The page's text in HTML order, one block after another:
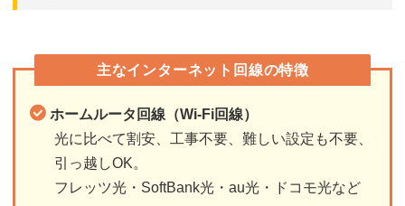
主なインターネット回線の特徴
ホームルータ回線（Wi-Fi回線）
光に比べて割安、工事不要、難しい設定も不要、
引っ越しOK。
フレッツ光・SoftBank光・au光・ドコモ光など